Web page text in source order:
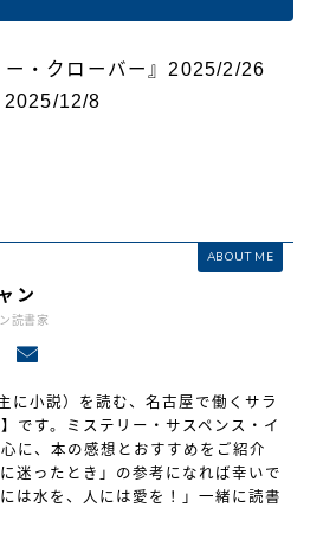
ー・クローバー』2025/2/26
2025/12/8
ABOUT ME
ン
読書家
に小説）を読む、名古屋で働くサラ
です。ミステリー・サスペンス・イ
に、本の感想とおすすめをご紹介
迷ったとき」の参考になれば幸いで
は水を、人には愛を！」一緒に読書